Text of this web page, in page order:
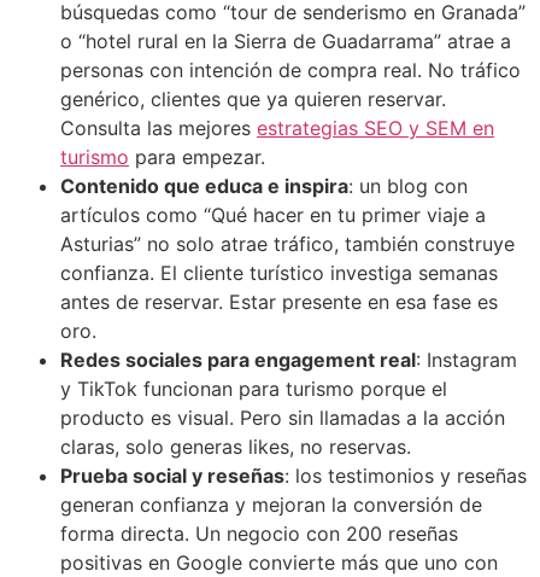
búsquedas como “tour de senderismo en Granada”
o “hotel rural en la Sierra de Guadarrama” atrae a
personas con intención de compra real. No tráfico
genérico, clientes que ya quieren reservar.
Consulta las mejores estrategias SEO y SEM en
turismo para empezar.
Contenido que educa e inspira: un blog con
artículos como “Qué hacer en tu primer viaje a
Asturias” no solo atrae tráfico, también construye
confianza. El cliente turístico investiga semanas
antes de reservar. Estar presente en esa fase es
oro.
Redes sociales para engagement real: Instagram
y TikTok funcionan para turismo porque el
producto es visual. Pero sin llamadas a la acción
claras, solo generas likes, no reservas.
Prueba social y reseñas: los testimonios y reseñas
generan confianza y mejoran la conversión de
forma directa. Un negocio con 200 reseñas
positivas en Google convierte más que uno con